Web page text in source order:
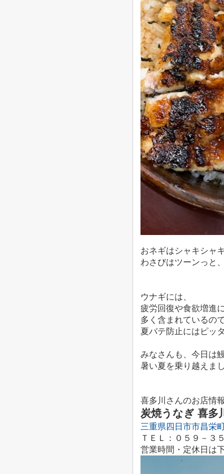
おネギはシャキシャ
わさびはツーンっと
ウナギには、
疲労回復や食欲増進
多く含まれているの
夏バテ防止にはピッ
みなさんも、今日は
暑い夏を乗り越えま
喜多川さんのお店情
炭焼うなぎ 喜多
三重県四日市市昌栄
ＴＥＬ：０５９－３
営業時間・定休日は